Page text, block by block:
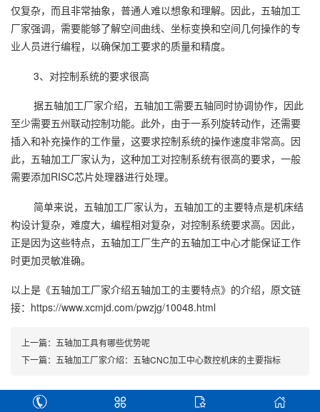
仅复杂，而且非常抽象，普通人难以想象和理解。因此，五轴加工
厂家强调，需要能够了解空间曲线、坐标变换和空间几何操作的专
业人员进行编程，以确保加工要求的质量和精度。
3、对控制系统的要求很高
据五轴加工厂家介绍，五轴加工需要五轴同时协调协作，因此
至少需要五州联动控制功能。此外，由于一系列旋转动作，还需要
插入和补充操作的工作量，这要求控制系统的操作速度非常高。因
此，五轴加工厂家认为，这种加工对控制系统有很高的要求，一般
需要添加RISC芯片处理器进行处理。
简单来说，五轴加工厂家认为，五轴加工的主要特点是机床结
构设计复杂，难度大，编程相对复杂，对控制系统要求高。因此，
正是因为这些特点，五轴加工厂生产的五轴加工中心才能保证工作
时更加灵敏准确。
以上是 《五轴加工厂家介绍五轴加工的主要特点》 的介绍，原文链
接： https://www.xcmjd.com/pwzjg/10048.html
上一篇： 五轴加工具有哪些优势呢
下一篇： 五轴加工厂家介绍：五轴CNC加工中心数控机床的主要指标